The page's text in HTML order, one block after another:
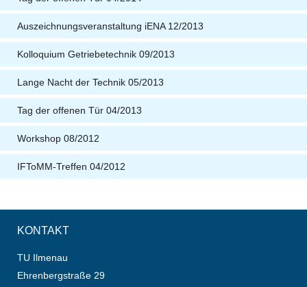
Auszeichnungsveranstaltung iENA 12/2013
Kolloquium Getriebetechnik 09/2013
Lange Nacht der Technik 05/2013
Tag der offenen Tür 04/2013
Workshop 08/2012
IFToMM-Treffen 04/2012
KONTAKT
TU Ilmenau
Ehrenbergstraße 29